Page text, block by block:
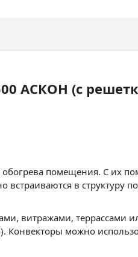
АСКОН (с
помещения. С их
в структуру
витражами, террассами
можно